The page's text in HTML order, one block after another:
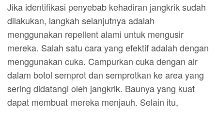
Jika identifikasi penyebab kehadiran jangkrik sudah
dilakukan, langkah selanjutnya adalah
menggunakan repellent alami untuk mengusir
mereka. Salah satu cara yang efektif adalah dengan
menggunakan cuka. Campurkan cuka dengan air
dalam botol semprot dan semprotkan ke area yang
sering didatangi oleh jangkrik. Baunya yang kuat
dapat membuat mereka menjauh. Selain itu,